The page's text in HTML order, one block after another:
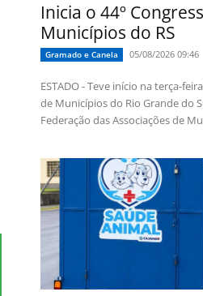
Inicia o 44º
Municípios do RS
Gramado e Canela 05/08/2026 09:46
ESTADO - Teve início na terça-
de Municípios do Rio Grande do
Federação das Associações de